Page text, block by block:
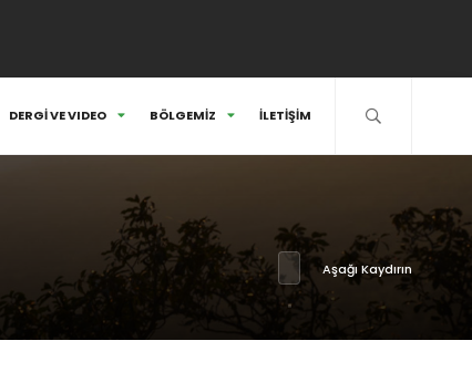
DERGİ VE VIDEO BÖLGEMİZ İLETİŞİM
Aşağı Kaydırın